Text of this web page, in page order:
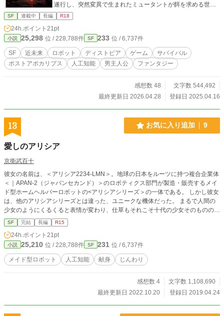
遂行し、突然変異で生まれたミュータントが餌を求める世紀
末世界という現実のことだが。 そして自分にはゲームのよう
なステータスが同期しており、八方ふさがりの状況に途方に
くれる……そんなスタートである。 つまるところ、これは過
酷な冒険だ。世界を救う物語じゃない、善意に善意を返すだ
けである。 ステップ1、あなたはポストアポカリプスな見知
らぬ場所でサバイバルをする。 *この作品はミッドナイトノベ
ルにも投稿してあります。 Q.な～にこれ？ A.友人の資料のた
に用意した白紙でもあり、文章能力のテストでもあり、日ご
ろ思いついたネタを書き込む備忘録でもある何か。宣伝もし
SF 連載中 長編 R18
24h.ポイント 21pt
小説 25,298 位 / 228,788件 SF 233 位 / 6,737件
SF 近未来 ロボット ディストピア ゲーム
サバイバル
ポストアポカリプス
人工知能 男主人公 ファンタジー
感想数 48
文字数 544,492
最終更新日 2026.04.28
登録日 2025.04.16
13 お気に入り追加 9
愛しのアリシア
京衛武百十
彼女の名前は、＜アリシア2234-LMN＞。地球の日本をルーツに持つ複合企業体
＜｜APAN-2（ジャパンセカンド）＞のロボティクス部門が製造・販売するメイ
ド型ホームヘルパーロボットの<アリシアシリーズ＞の一体である。 しかし彼女
は、他のアリシアシリーズとは違った、ユニークな機体だった。 まるで人間の
少女のようにくるくると表情が変わり、仕草もそれこそ十代の少女そのものの、
ロボットとしてはひどく落ち着きのないロボットなのである。 なぜなら彼女に
は、＜心＞としか思えないようなものがあるから。 人類が火星にまで生活圏を
広げたこの時代でも、ロボットに搭載されるAIに＜心＞があることは確認されて
いなかった。それを再現することも、意図的に避けられていた。心を再現するた
めにリソースを割くことは、人間大の機体に内蔵できるサイズのAIではまったく
合理的ではなかったからである。 けれど、＜千堂アリシア＞とパーソナルネー
彼女が本来、運用が想定されていた条件下とは全く異なる過酷な運用が行われた
ことによって生じた＜バグ＞に過ぎないと見られていた。 それでも彼女は、主
SF 完結 長編 R15
24h.ポイント 21pt
小説 25,210 位 / 228,788件 SF 231 位 / 6,737件
メイド型ロボット 人工知能 献身 じんわり
感想数 4
文字数 1,108,690
最終更新日 2022.10.20
登録日 2019.04.24